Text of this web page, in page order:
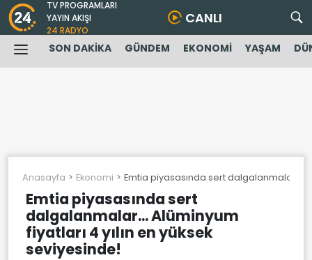
TV PROGRAMLARI
YAYIN AKIŞI
24 RADYO
CANLI
SON DAKİKA GÜNDEM EKONOMİ YAŞAM
Anasayfa Ekonomi Emtia piyasasında sert dalgalanmalar...
Emtia piyasasında sert
dalgalanmalar... Alüminyum
fiyatları 4 yılın en yüksek
seviyesinde!